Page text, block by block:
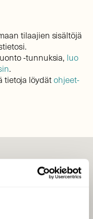
tilaajien sisältöjä
-tunnuksia, luo
.
tietoja löydätohjeet-